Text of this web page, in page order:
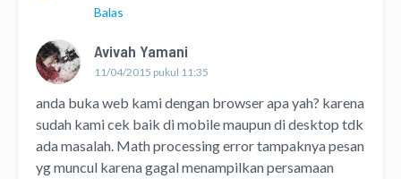
Balas
Avivah Yamani
11/04/2015 pukul 11:35
anda buka web kami dengan browser apa yah? karena
sudah kami cek baik di mobile maupun di desktop tdk
ada masalah. Math processing error tampaknya pesan
yg muncul karena gagal menampilkan persamaan